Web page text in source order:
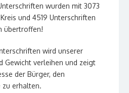
wurden mit 3073
und 4519 Unterschriften
übertroffen!
wird unserer
Gewicht verleihen und zeigt
der Bürger, den
zu erhalten.